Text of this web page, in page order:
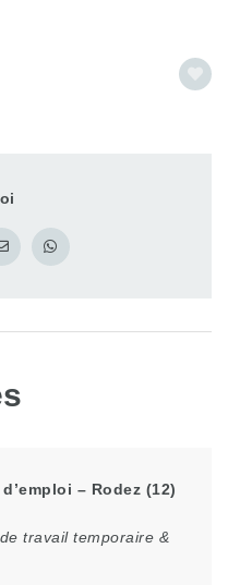
– Rodez (12)
travail temporaire &